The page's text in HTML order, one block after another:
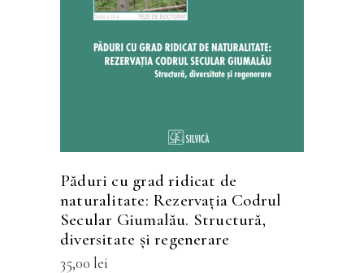
pot
alese
Păduri cu grad ridicat de
naturalitate: Rezervaţia Codrul
Secular Giumalău. Structură,
diversitate şi regenerare
35,00 lei